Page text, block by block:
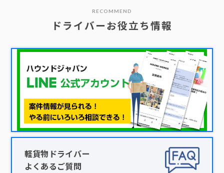
RECOMMEND
ドライバーお役立ち情報
軽貨物ドライバー
よくあるご質問